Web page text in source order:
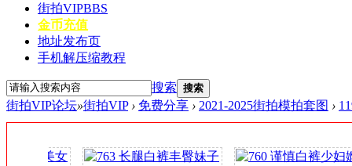
街拍VIPBBS
金币充值
地址发布页
手机解压缩教程
搜索 搜索
街拍VIP论坛»街拍VIP › 免费分享 › 2021-2025街拍模拍套图 ›